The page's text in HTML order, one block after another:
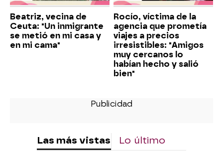
Beatriz, vecina de
Ceuta: "Un inmigrante
se metió en mi casa y
en mi cama"
Rocío, víctima de la
agencia que prometía
viajes a precios
irresistibles: "Amigos
muy cercanos lo
habían hecho y salió
bien"
Las más vistas Lo último